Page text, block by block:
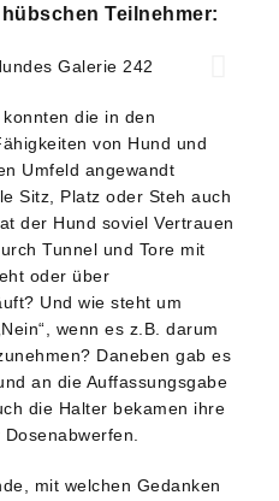
Teilnehmer:
die in den
von Hund und
Umfeld angewandt
Sitz, Platz oder Steh auch
der Hund soviel Vertrauen
Tunnel und Tore mit
oder über
Und wie steht um
wenn es z.B. darum
Daneben gab es
an die Auffassungsgabe
die Halter bekamen ihre
mit welchen Gedanken